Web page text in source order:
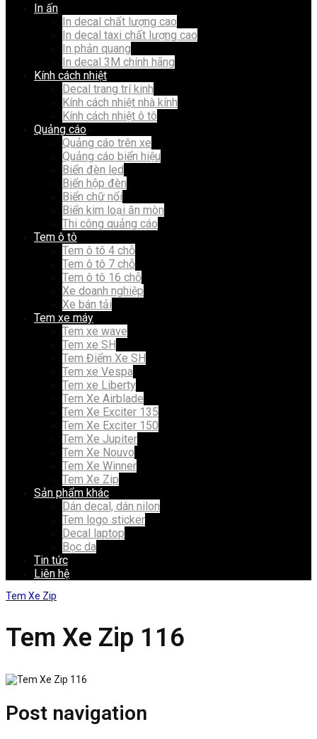
In ấn
In decal chất lượng cao
In decal taxi chất lượng cao
In phản quang
In decal 3M chính hãng
Kính cách nhiệt
Decal trang trí kinh
Kính cách nhiệt nhà kính
Kính cách nhiệt ô tô
Quảng cáo
Quảng cáo trên xe
Quảng cáo biển hiệu
Biển đèn led
Biển hộp đèn
Biển chữ nổi
Biển kim loại ăn mòn
Thi công quảng cáo
Tem ô tô
Tem ô tô 4 chỗ
Tem ô tô 7 chỗ
Tem ô tô 16 chỗ
Xe doanh nghiệp
Xe bán tải
Tem xe máy
Tem xe wave
Tem xe SH
Tem Điểm Xe SH
Tem xe Vespa
Tem xe Liberty
Tem Xe Airblade
Tem Xe Exciter 135
Tem Xe Exciter 150
Tem Xe Jupiter
Tem Xe Nouvo
Tem Xe Winner
Tem Xe Zip
Sản phẩm khác
Dán decal, dán nilon
Tem logo sticker
Decal laptop
Bọc da
Tin tức
Liên hệ
Tem Xe Zip
Tem Xe Zip 116
Post navigation